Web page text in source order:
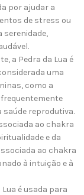
por ajudar a
de stress ou
serenidade,
a Pedra da Lua é
uma
como a
frequentemente
saúde reprodutiva.
ao chakra
e da
ao chakra
à intuição e à
é usada para